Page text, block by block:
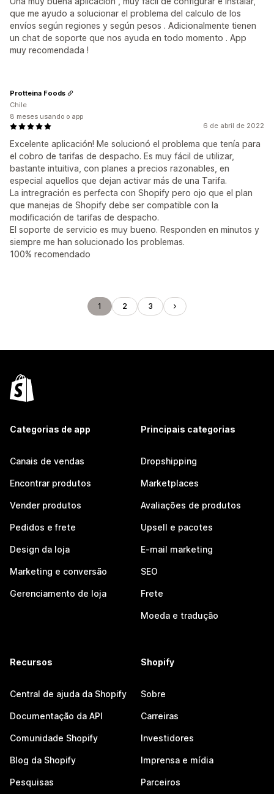
que me ayudo a solucionar el problema del calculo de los
envíos según regiones y según pesos . Adicionalmente tienen
un chat de soporte que nos ayuda en todo momento . App
muy recomendada !
6 de abril de 2022
Excelente aplicación! Me solucionó el problema que tenía para
el cobro de tarifas de despacho. Es muy fácil de utilizar,
bastante intuitiva, con planes a precios razonables, en
especial aquellos que dejan activar más de una Tarifa.
La intregración es perfecta con Shopify pero ojo que el plan
que manejas de Shopify debe ser compatible con la
modificación de tarifas de despacho.
El soporte de servicio es muy bueno. Responden en minutos y
siempre me han solucionado los problemas.
100% recomendado
Protteina Foods
Chile
8 meses usando o app
1 2 3
Categorias de app
Canais de vendas
Encontrar produtos
Vender produtos
Pedidos e frete
Design da loja
Marketing e conversão
Gerenciamento de loja
Principais categorias
Dropshipping
Marketplaces
Avaliações de produtos
Upsell e pacotes
E-mail marketing
SEO
Frete
Moeda e tradução
Recursos
Central de ajuda da Shopify
Documentação da API
Comunidade Shopify
Blog da Shopify
Pesquisas
Shopify
Sobre
Carreiras
Investidores
Imprensa e mídia
Parceiros